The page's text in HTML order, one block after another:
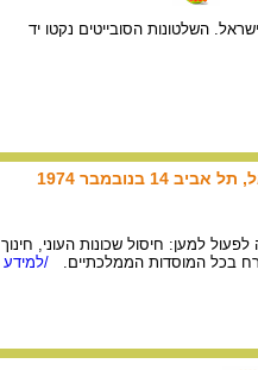
השלטונות הסובייטים נקטו יד
1974
והיא ביקשה לפעול למען: חיסול שכונות העוני, חינוך
בכל המוסדות הממלכתיים.
/למידע